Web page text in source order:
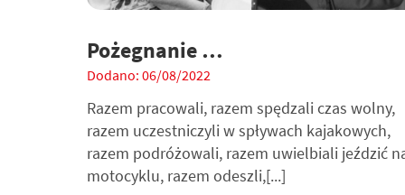
Pożegnanie …
Dodano: 06/08/2022
Razem pracowali, razem spędzali czas wolny,
razem uczestniczyli w spływach kajakowych,
razem podróżowali, razem uwielbiali jeździć
motocyklu, razem odeszli,[...]